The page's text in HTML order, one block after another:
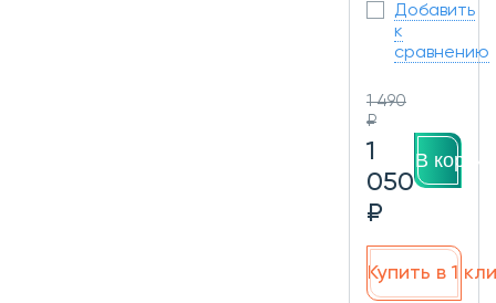
Добавить
к
сравнению
1 490
₽
1
050
₽
В
Купить в 1